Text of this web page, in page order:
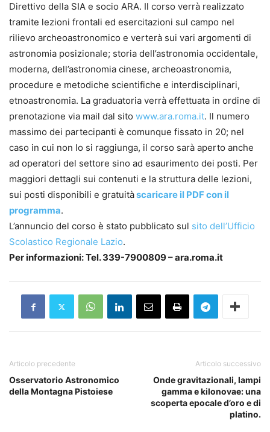
Direttivo della SIA e socio ARA. Il corso verrà realizzato
tramite lezioni frontali ed esercitazioni sul campo nel
rilievo archeoastronomico e verterà sui vari argomenti di
astronomia posizionale; storia dell’astronomia occidentale,
moderna, dell’astronomia cinese, archeoastronomia,
procedure e metodiche scientifiche e interdisciplinari,
etnoastronomia. La graduatoria verrà effettuata in ordine di
prenotazione via mail dal sito www.ara.roma.it. Il numero
massimo dei partecipanti è comunque fissato in 20; nel
caso in cui non lo si raggiunga, il corso sarà aperto anche
ad operatori del settore sino ad esaurimento dei posti. Per
maggiori dettagli sui contenuti e la struttura delle lezioni,
sui posti disponibili e gratuitàscaricare il PDF con il
programma.
L’annuncio del corso è stato pubblicato sul sito dell’Ufficio
Scolastico Regionale Lazio.
Per informazioni: Tel. 339-7900809 – ara.roma.it
Articolo precedente
Osservatorio Astronomico
della Montagna Pistoiese
Articolo successivo
Onde gravitazionali, lampi
gamma e kilonovae: una
scoperta epocale d’oro e di
platino.